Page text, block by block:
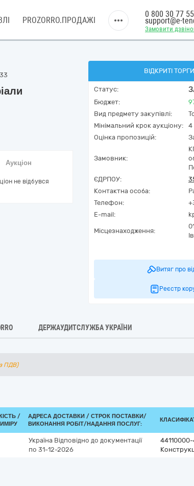
PROZORRO.ПРОДАЖІ
Замовити
0 800 30 77 55
support@e-
Аукціон
не відбувся
ВІДКРИТІ
Статус:
Бюджет:
Вид предмету закупівлі:
Мінімальний крок аукціону:
4
Оцінка пропозицій:
Замовник:
ЄДРПОУ:
Контактна особа:
Телефон:
E-mail:
Місцезнаходження:
Витяг про
Реєстр
ДЕРЖАУДИТСЛУЖБА УКРАЇНИ
ПДВ)
/
АДРЕСА ДОСТАВКИ / СТРОК ПОСТАВКИ/
ВИКОНАННЯ РОБІТ/НАДАННЯ ПОСЛУГ:
Україна Відповідно до документації
по 31-12-2026